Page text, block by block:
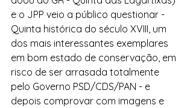
e o JPP veio a público questionar -
Quinta histórica do século XVIII, um
dos mais interessantes exemplares
em bom estado de conservação, em
risco de ser arrasada totalmente
pelo Governo PSD/CDS/PAN - e
depois comprovar com imagens e